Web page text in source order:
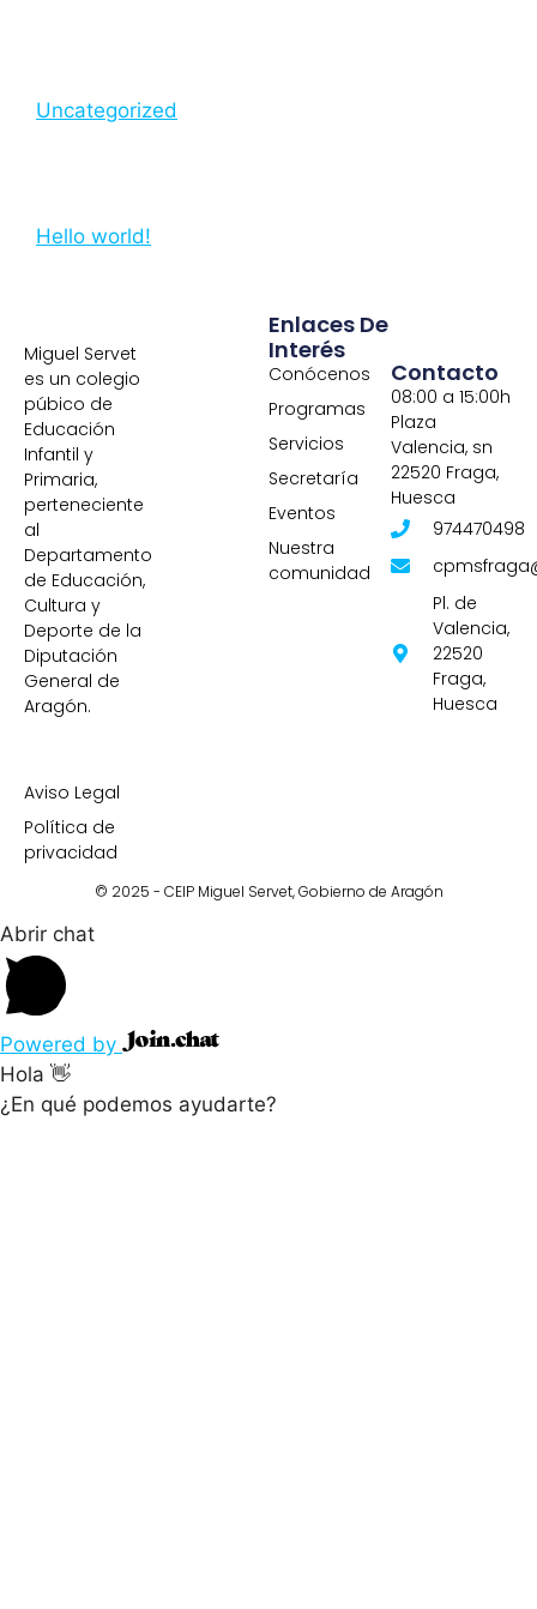
Uncategorized
Hello world!
Miguel Servet
es un colegio
púbico de
Educación
Infantil y
Primaria,
perteneciente
al
Departamento
de Educación,
Cultura y
Deporte de la
Diputación
General de
Aragón.
Aviso Legal
Política de
privacidad
Enlaces De
Interés
Conócenos
Programas
Servicios
Secretaría
Eventos
Nuestra
comunidad
Contacto
08:00 a 15:00h
Plaza
Valencia, sn
22520 Fraga,
Huesca
974470498
Pl. de
Valencia,
22520
Fraga,
Huesca
© 2025 - CEIP Miguel Servet,Gobierno de Aragón
Abrir chat
Powered by
Hola 👋
¿En qué podemos ayudarte?